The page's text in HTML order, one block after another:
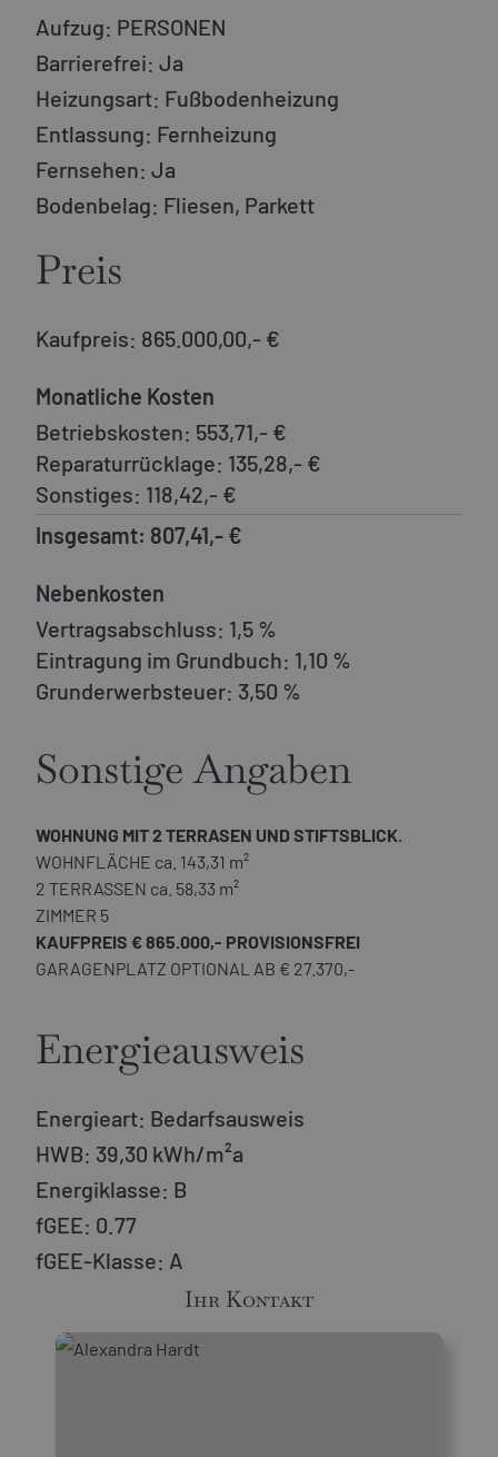
Aufzug: PERSONEN
Barrierefrei: Ja
Heizungsart: Fußbodenheizung
Entlassung: Fernheizung
Fernsehen: Ja
Bodenbelag: Fliesen, Parkett
Preis
Kaufpreis: 865.000,00,- €
Monatliche Kosten
Betriebskosten: 553,71,- €
Reparaturrücklage: 135,28,- €
Sonstiges: 118,42,- €
Insgesamt: 807,41,- €
Nebenkosten
Vertragsabschluss: 1,5 %
Eintragung im Grundbuch: 1,10 %
Grunderwerbsteuer: 3,50 %
Sonstige Angaben
WOHNUNG MIT 2 TERRASEN UND STIFTSBLICK.
WOHNFLÄCHE ca. 143,31 m²
2 TERRASSEN ca. 58,33 m²
ZIMMER 5
KAUFPREIS € 865.000,- PROVISIONSFREI
GARAGENPLATZ OPTIONAL AB € 27.370,-
Energieausweis
Energieart: Bedarfsausweis
HWB: 39,30 kWh/m²a
Energiklasse: B
fGEE: 0.77
fGEE-Klasse: A
Ihr Kontakt